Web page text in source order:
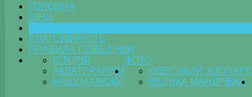
ГОЛОВНА
ЦІНИ
БЛАГОДІЙНІСТЬ
ПРАВИЛА ПОВЕДІНКИ
ФОТО
ІСТОРІЯ
АКВАТЕРАРІУМ
НАШІ МАЛЮКИ
ОДЕСЬКИЙ ЗООПАРК
ВЕЛИКА МАНДРІВКА